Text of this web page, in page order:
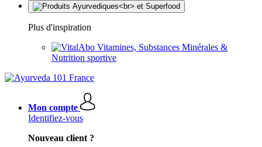
Plus d'inspiration
Vitamines, Substances Minérales &
Nutrition sportive
Mon compte
Identifiez-vous
Nouveau client ?